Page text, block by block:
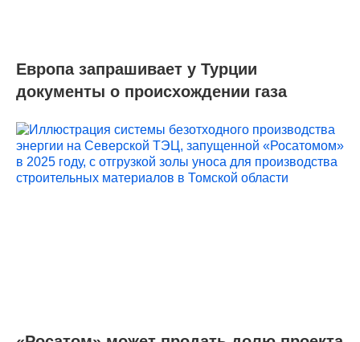
Европа запрашивает у Турции
документы о происхождении газа